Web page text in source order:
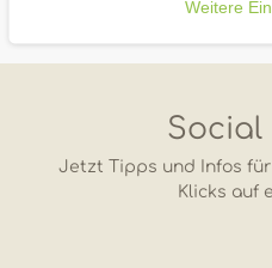
Social
Jetzt Tipps und Infos
Klicks auf
Weitere